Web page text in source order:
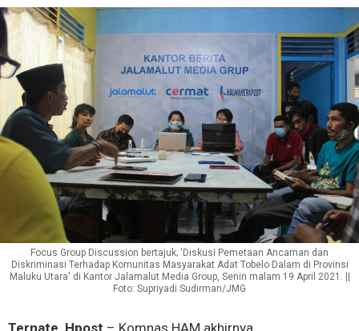
Focus Group Discussion bertajuk; 'Diskusi Pemetaan Ancaman dan
Diskriminasi Terhadap Komunitas Masyarakat Adat Tobelo Dalam di Provinsi
Maluku Utara' di Kantor Jalamalut Media Group, Senin malam 19 April 2021. ||
Foto: Supriyadi Sudirman/JMG
Ternate, Hpost – Komnas HAM akhirnya